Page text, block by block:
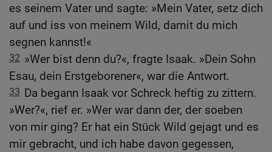
es seinem Vater und sagte: »Mein Vater, setz dich
auf und iss von meinem Wild, damit du mich
segnen kannst!«
32 »Wer bist denn du?«, fragte Isaak. »Dein Sohn
Esau, dein Erstgeborener«, war die Antwort.
33 Da begann Isaak vor Schreck heftig zu zittern.
»Wer?«, rief er. »Wer war dann der, der soeben
von mir ging? Er hat ein Stück Wild gejagt und es
mir gebracht, und ich habe davon gegessen,